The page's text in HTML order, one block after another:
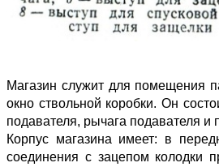
Магазин служит для помещения
окно ствольной коробки. Он
подавателя, рычага подавателя и
Корпус магазина имеет: в
соединения с зацепом колодки